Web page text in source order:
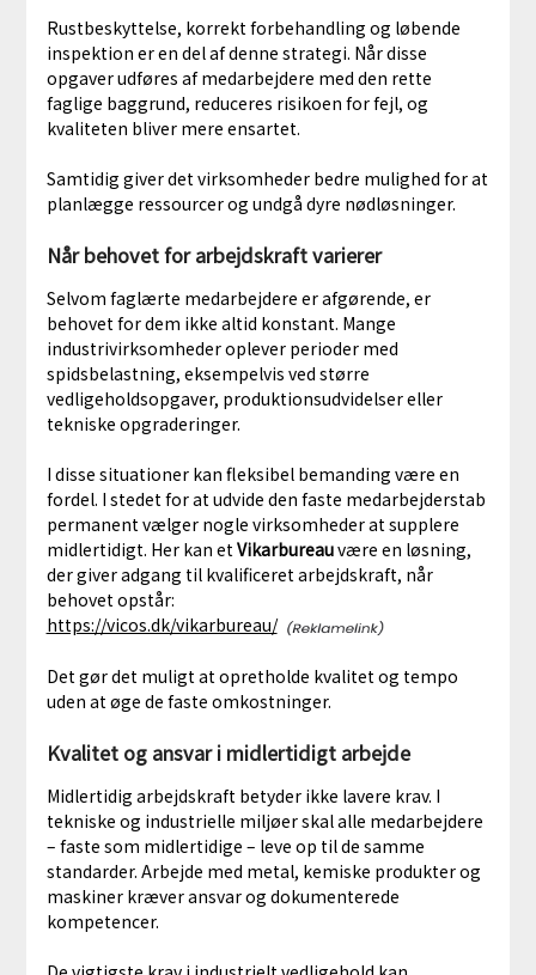
Rustbeskyttelse, korrekt forbehandling og løbende
inspektion er en del af denne strategi. Når disse
opgaver udføres af medarbejdere med den rette
faglige baggrund, reduceres risikoen for fejl, og
kvaliteten bliver mere ensartet.
Samtidig giver det virksomheder bedre mulighed for at
planlægge ressourcer og undgå dyre nødløsninger.
Når behovet for arbejdskraft varierer
Selvom faglærte medarbejdere er afgørende, er
behovet for dem ikke altid konstant. Mange
industrivirksomheder oplever perioder med
spidsbelastning, eksempelvis ved større
vedligeholdsopgaver, produktionsudvidelser eller
tekniske opgraderinger.
I disse situationer kan fleksibel bemanding være en
fordel. I stedet for at udvide den faste medarbejderstab
permanent vælger nogle virksomheder at supplere
midlertidigt. Her kan etVikarbureauvære en løsning,
der giver adgang til kvalificeret arbejdskraft, når
behovet opstår:
https://vicos.dk/vikarbureau/
Det gør det muligt at opretholde kvalitet og tempo
uden at øge de faste omkostninger.
Kvalitet og ansvar i midlertidigt arbejde
Midlertidig arbejdskraft betyder ikke lavere krav. I
tekniske og industrielle miljøer skal alle medarbejdere
– faste som midlertidige – leve op til de samme
standarder. Arbejde med metal, kemiske produkter og
maskiner kræver ansvar og dokumenterede
kompetencer.